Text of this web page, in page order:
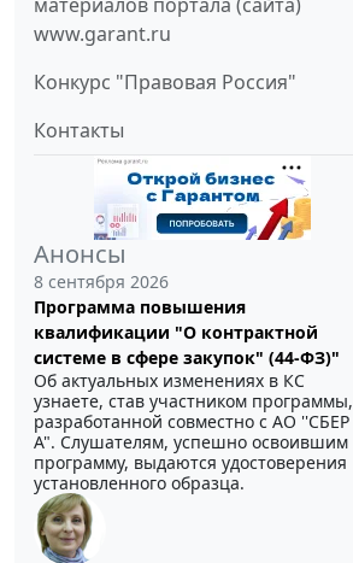
www.garant.ru
Конкурс "Правовая Россия"
Контакты
Анонсы
8 сентября 2026
Программа повышения
квалификации "О контрактной
системе в сфере закупок" (44-ФЗ)"
Об актуальных изменениях в КС
узнаете, став участником программы,
разработанной совместно с АО ''СБЕР
А". Слушателям, успешно освоившим
программу, выдаются удостоверения
установленного образца.